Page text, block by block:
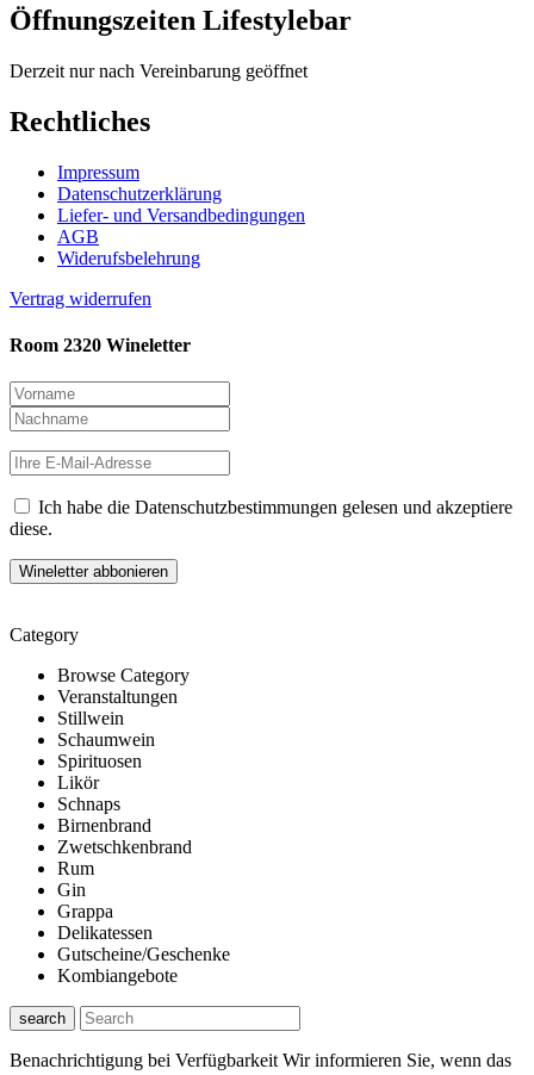
Öffnungszeiten Lifestylebar
Derzeit nur nach Vereinbarung geöffnet
Rechtliches
Impressum
Datenschutzerklärung
Liefer- und Versandbedingungen
AGB
Widerufsbelehrung
Vertrag widerrufen
Room 2320 Wineletter
Ich habe die Datenschutzbestimmungen gelesen und akzeptiere
diese.
Category
Browse Category
Veranstaltungen
Stillwein
Schaumwein
Spirituosen
Likör
Schnaps
Birnenbrand
Zwetschkenbrand
Rum
Gin
Grappa
Delikatessen
Gutscheine/Geschenke
Kombiangebote
search
Benachrichtigung bei Verfügbarkeit Wir informieren Sie, wenn das